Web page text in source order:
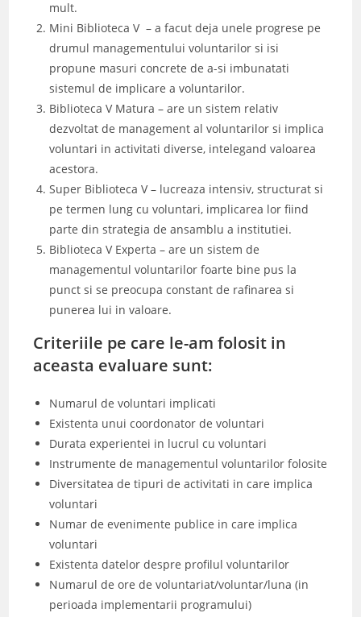
mult.
Mini Biblioteca V – a facut deja unele progrese pe
drumul managementului voluntarilor si isi
propune masuri concrete de a-si imbunatati
sistemul de implicare a voluntarilor.
Biblioteca V Matura – are un sistem relativ
dezvoltat de management al voluntarilor si implica
voluntari in activitati diverse, intelegand valoarea
acestora.
Super Biblioteca V – lucreaza intensiv, structurat si
pe termen lung cu voluntari, implicarea lor fiind
parte din strategia de ansamblu a institutiei.
Biblioteca V Experta – are un sistem de
managementul voluntarilor foarte bine pus la
punct si se preocupa constant de rafinarea si
punerea lui in valoare.
Criteriile pe care le-am folosit in
aceasta evaluare sunt:
Numarul de voluntari implicati
Existenta unui coordonator de voluntari
Durata experientei in lucrul cu voluntari
Instrumente de managementul voluntarilor folosite
Diversitatea de tipuri de activitati in care implica
voluntari
Numar de evenimente publice in care implica
voluntari
Existenta datelor despre profilul voluntarilor
Numarul de ore de voluntariat/voluntar/luna (in
perioada implementarii programului)